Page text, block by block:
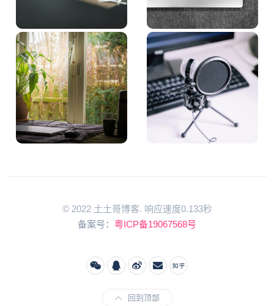
© 2022 土土哥博客. 响应速度0.133秒
备案号： 粤ICP备19067568号
回到顶部